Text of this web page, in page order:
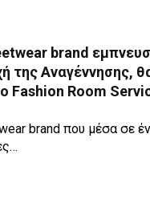
brand
της Αναγέννησης,
Fashion Room
brand που μέσα σε